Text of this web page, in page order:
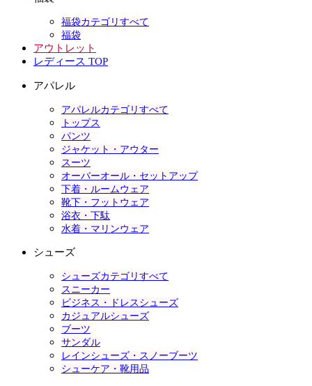
福袋カテゴリすべて
福袋
アウトレット
レディース TOP
アパレル
アパレルカテゴリすべて
トップス
パンツ
ジャケット・アウター
スーツ
オーバーオール・セットアップ
下着・ルームウェア
靴下・フットウェア
浴衣・下駄
水着・マリンウェア
シューズ
シューズカテゴリすべて
スニーカー
ビジネス・ドレスシューズ
カジュアルシューズ
ブーツ
サンダル
レインシューズ・スノーブーツ
シューケア・靴用品